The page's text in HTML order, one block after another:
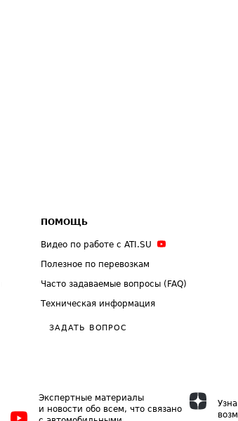
ПОМОЩЬ
Видео по работе с ATI.SU
Полезное по перевозкам
Часто задаваемые вопросы (FAQ)
Техническая информация
ЗАДАТЬ ВОПРОС
Экспертные материалы
и новости обо всем, что связано